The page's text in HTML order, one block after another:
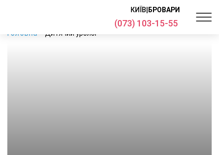
КИЇВ БРОВАРИ
(073) 103-15-55
Головна Дитячий уролог